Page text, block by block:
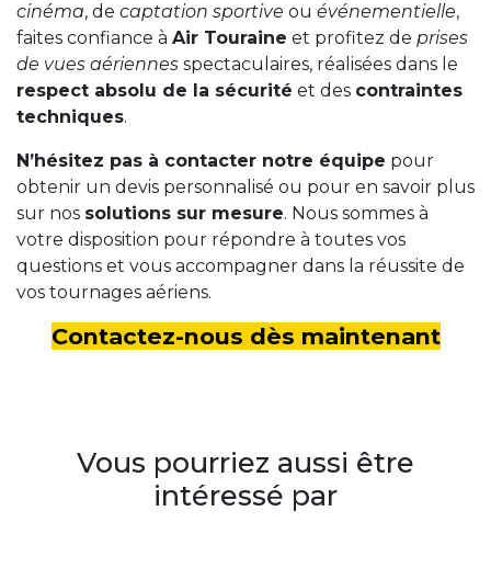
cinéma, de captation sportive ou événementielle,
faites confiance à Air Touraine et profitez de prises
de vues aériennes spectaculaires, réalisées dans le
respect absolu de la sécurité et des contraintes
techniques.
N’hésitez pas à contacter notre équipe pour
obtenir un devis personnalisé ou pour en savoir plus
sur nos solutions sur mesure. Nous sommes à
votre disposition pour répondre à toutes vos
questions et vous accompagner dans la réussite de
vos tournages aériens.
Contactez-nous dès maintenant
Vous pourriez aussi être
intéressé par